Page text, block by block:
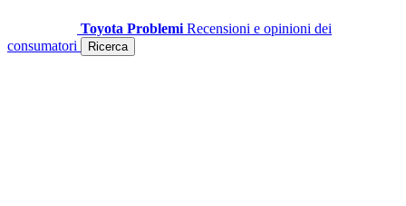
Toyota Problemi Recensioni e opinioni dei
consumatori
Ricerca